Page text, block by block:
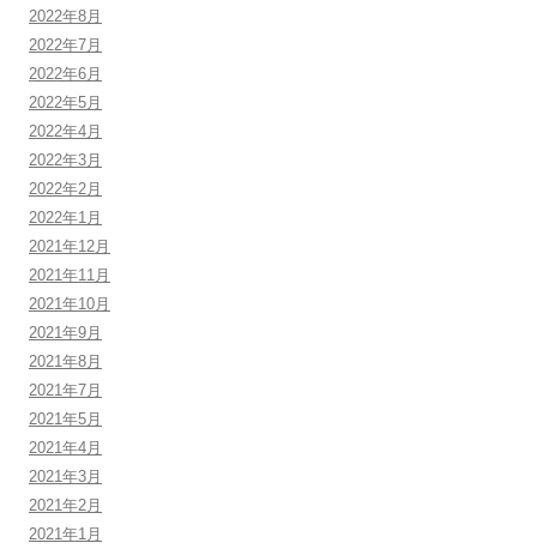
2022年8月
2022年7月
2022年6月
2022年5月
2022年4月
2022年3月
2022年2月
2022年1月
2021年12月
2021年11月
2021年10月
2021年9月
2021年8月
2021年7月
2021年5月
2021年4月
2021年3月
2021年2月
2021年1月